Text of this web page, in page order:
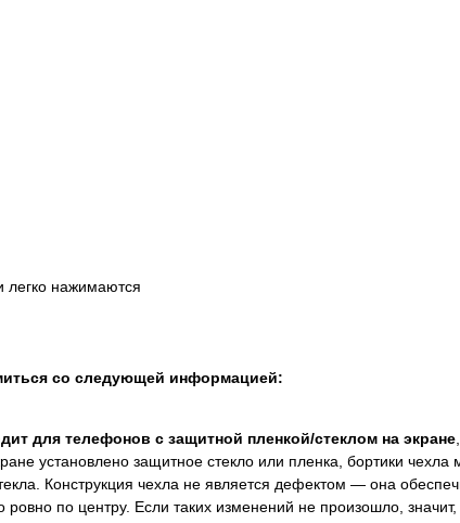
легко нажимаются
со следующей информацией:
для телефонов с защитной пленкой/стеклом на экране
установлено защитное стекло или пленка, бортики чехла
Конструкция чехла не является дефектом — она
по центру. Если таких изменений не произошло,